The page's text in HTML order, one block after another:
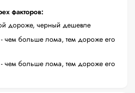
факторов:
дороже, черный дешевле
- чем больше лома, тем дороже его
- чем больше лома, тем дороже его